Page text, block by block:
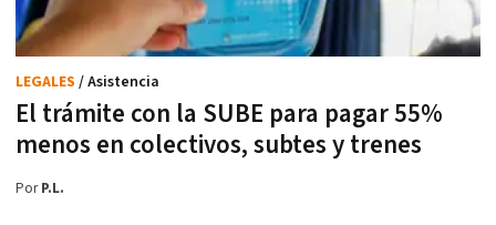
El trámite con la SUBE para pagar 55%
menos en colectivos, subtes y trenes
LEGALES / Asistencia
PorP.L.